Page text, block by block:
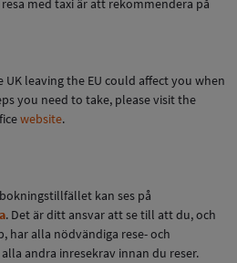
med taxi är att rekommendera på
leaving the EU could affect you when
you need to take, please visit the
website.
kan ses på
. Det är ditt ansvar att se till att du, och
har alla nödvändiga rese- och
andra inresekrav innan du reser.